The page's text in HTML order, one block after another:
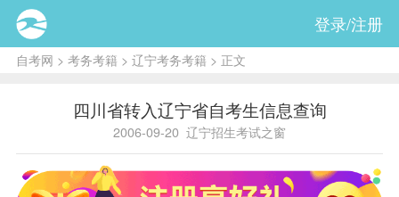
登录/注册
自考网 > 考务考籍 > 辽宁考务考籍 > 正文
四川省转入辽宁省自考生信息查询
2006-09-20 辽宁招生考试之窗